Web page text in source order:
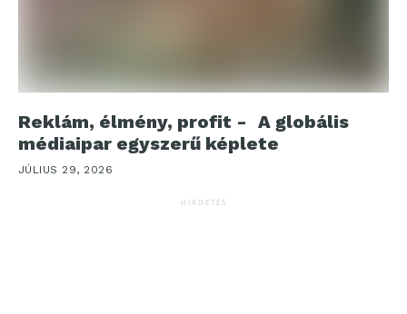
Reklám, élmény, profit - A globális
médiaipar egyszerű képlete
JÚLIUS 29, 2026
HIRDETÉS